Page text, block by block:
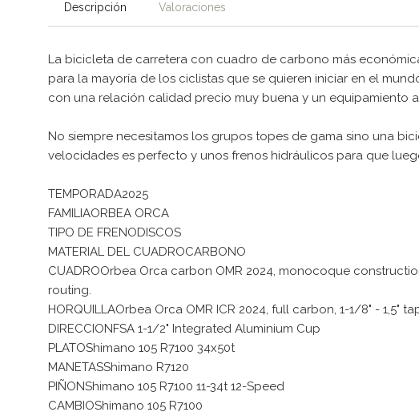
Descripción Valoraciones
La bicicleta de carretera con cuadro de carbono más
para la mayoría de los ciclistas que se quieren iniciar en el
con una relación calidad precio muy buena y un equipamiento
No siempre necesitamos los grupos topes de gama sino una
velocidades es perfecto y unos frenos hidráulicos para que
TEMPORADA2025
FAMILIAORBEA ORCA
TIPO DE FRENODISCOS
MATERIAL DEL CUADROCARBONO
CUADROOrbea Orca carbon OMR 2024, monocoque
routing.
HORQUILLAOrbea Orca OMR ICR 2024, full carbon, 1-1/8" - 1,5"
DIRECCIONFSA 1-1/2" Integrated Aluminium Cup
PLATOShimano 105 R7100 34x50t
MANETASShimano R7120
PIÑONShimano 105 R7100 11-34t 12-Speed
CAMBIOShimano 105 R7100